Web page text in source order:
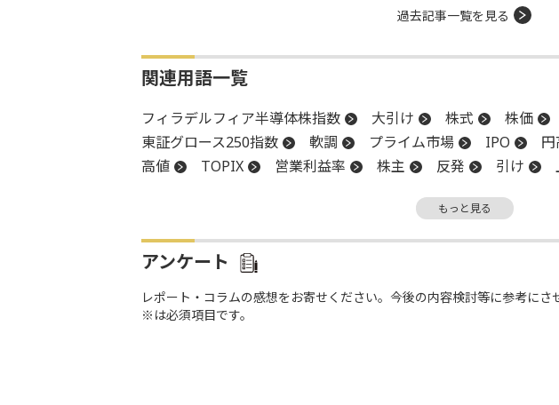
過去記事一覧を見る
関連用語一覧
フィラデルフィア半導体株指数 大引け 株式 株価
東証グロース250指数
軟調 プライム市場 IPO 円
高値
TOPIX 営業利益率 株主 反発 引け
もっと見る
アンケート
レポート・コラムの感想をお寄せください。今後の内容検討等に参考にさ
※は必須項目です。